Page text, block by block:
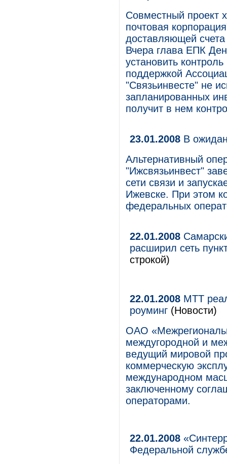
Совместный проект
почтовая
доставляющей
Вчера глава ЕПК
установить
поддержкой
"Связьинвесте" не
запланированных
получит в нем
23.01.2008 В
Альтернативный
"Ижсвязьинвест"
сети связи и
Ижевске. При этом
федеральных
22.01.2008
расширил сеть
строкой)
22.01.2008 МТТ
роуминг (Новости)
ОАО
междугородной и
ведущий мировой
коммерческую
международном
заключенному
операторами.
22.01.2008
Федеральной